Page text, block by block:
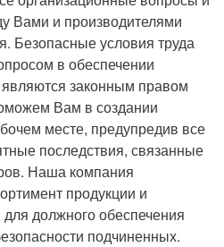
Вами и производителями
Безопасные условия труда
в обеспечении
законным правом
Вам в создании
месте, предупредив все
последствия, связанные
Наша компания
продукции и
должного обеспечения
подчиненных.